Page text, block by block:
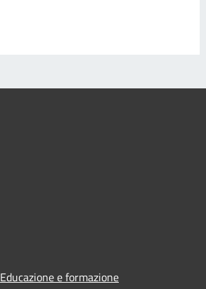
Educazione e formazione